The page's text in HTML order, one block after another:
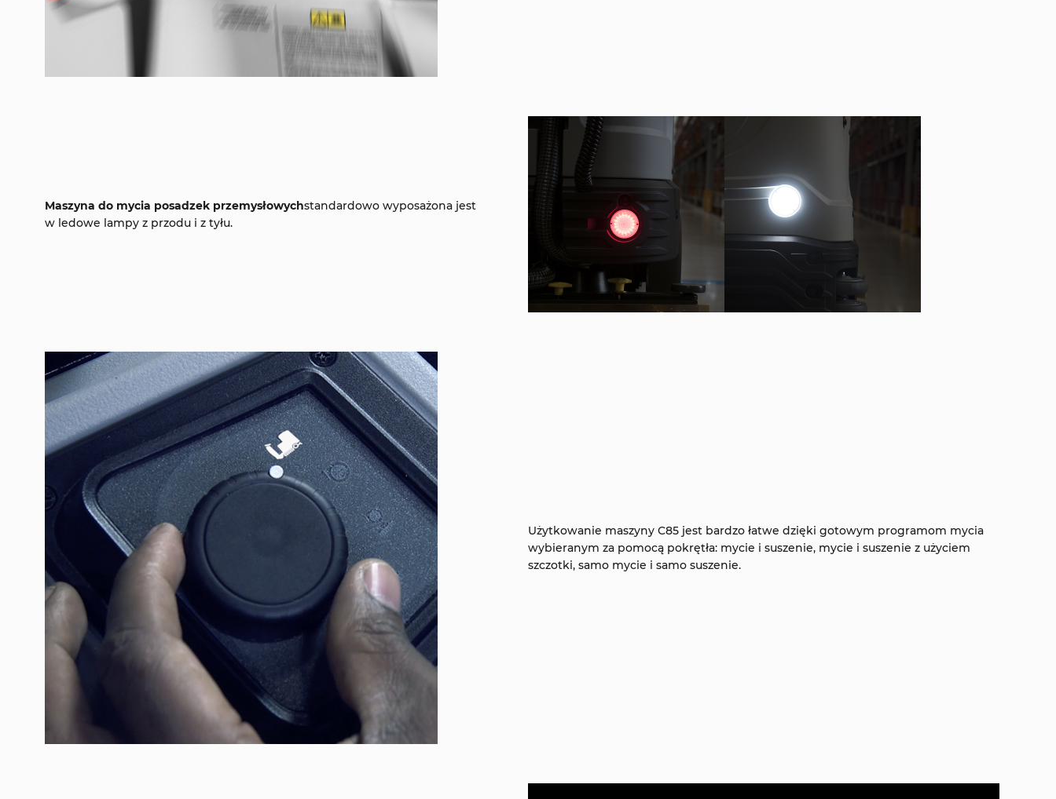
Maszyna do mycia posadzek przemysłowychstandardowo wyposażona jest
w ledowe lampy z przodu i z tyłu.
Użytkowanie maszyny C85 jest bardzo łatwe dzięki gotowym programom mycia
wybieranym za pomocą pokrętła: mycie i suszenie, mycie i suszenie z użyciem
szczotki, samo mycie i samo suszenie.